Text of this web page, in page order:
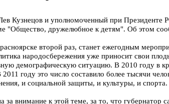
Кузнецов и уполномоченный при Президенте
"Общество, дружелюбное к детям". Об этом
второй раз, станет ежегодным
народосбережения уже приносит свои
демографическую ситуацию. В 2010 году в
году это число составило более тысячи
и социальной защиты, и культуры, и
внимание к этой теме, за то, что губернатор